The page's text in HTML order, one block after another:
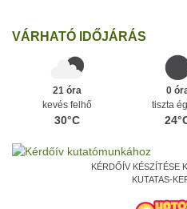
VÁRHATÓ IDŐJÁRÁS
21 óra
kevés felhő
30°C
0
tiszta
KÉRDŐÍV KÉSZÍTÉSE
KUTATAS-